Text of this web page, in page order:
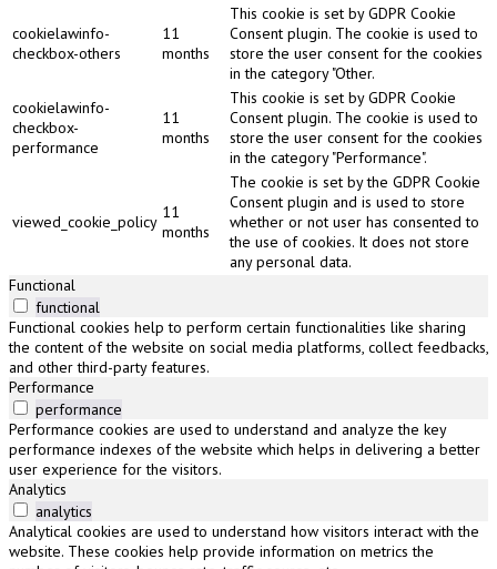
cookielawinfo-
checkbox-others
11
months
This cookie is set by GDPR Cookie
Consent plugin. The cookie is used to
store the user consent for the cookies
in the category "Other.
cookielawinfo-
checkbox-
performance
11
months
This cookie is set by GDPR Cookie
Consent plugin. The cookie is used to
store the user consent for the cookies
in the category "Performance".
viewed_cookie_policy 11
months
The cookie is set by the GDPR Cookie
Consent plugin and is used to store
whether or not user has consented to
the use of cookies. It does not store
any personal data.
Functional
functional
Functional cookies help to perform certain functionalities like sharing
the content of the website on social media platforms, collect feedbacks,
and other third-party features.
Performance
performance
Performance cookies are used to understand and analyze the key
performance indexes of the website which helps in delivering a better
user experience for the visitors.
Analytics
analytics
Analytical cookies are used to understand how visitors interact with the
website. These cookies help provide information on metrics the